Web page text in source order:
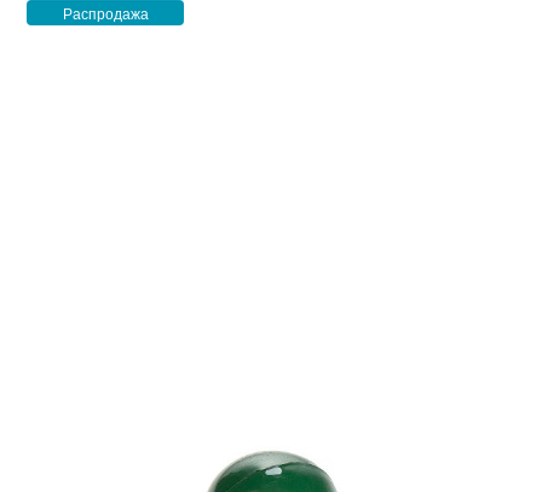
Распродажа